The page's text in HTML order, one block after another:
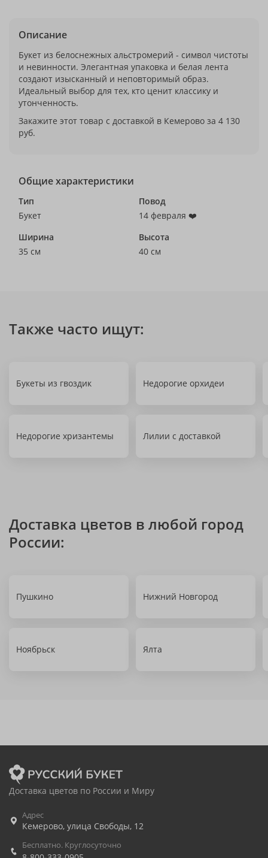
Описание
Букет из белоснежных альстромерий - символ чистоты
и невинности. Элегантная упаковка и белая лента
создают изысканный и неповторимый образ.
Идеальный выбор для тех, кто ценит классику и
утонченность.
Закажите этот товар с доставкой в Кемерово за 4 130
руб.
Общие характеристики
Тип
Букет
Повод
14 февраля ❤️
Ширина
35 см
Высота
40 см
Также часто ищут:
Букеты из гвоздик Недорогие орхидеи
Недорогие хризантемы Лилии с доставкой
Доставка цветов в любой город
России:
Пушкино Нижний Новгород
Ноябрьск Ялта
Доставка цветов по России и Миру
Адрес
Кемерово, улица Свободы, 12
Бесплатно. Круглосуточно